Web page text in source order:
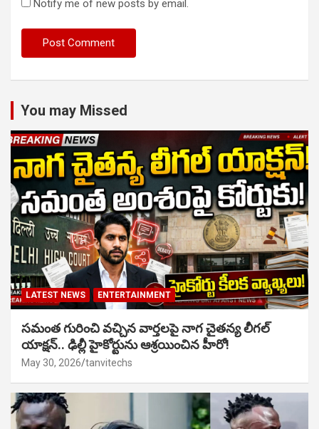
Notify me of new posts by email.
You may Missed
LATEST NEWS ENTERTAINMENT
సమంత గురించి వచ్చిన వార్తలపై నాగ చైతన్య లీగల్
యాక్షన్.. ఢిల్లీ హైకోర్టును ఆశ్రయించిన హీరో!
May 30, 2026 tanvitechs